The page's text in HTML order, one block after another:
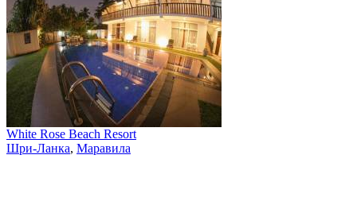
White Rose Beach Resort
Шри-Ланка, Маравила